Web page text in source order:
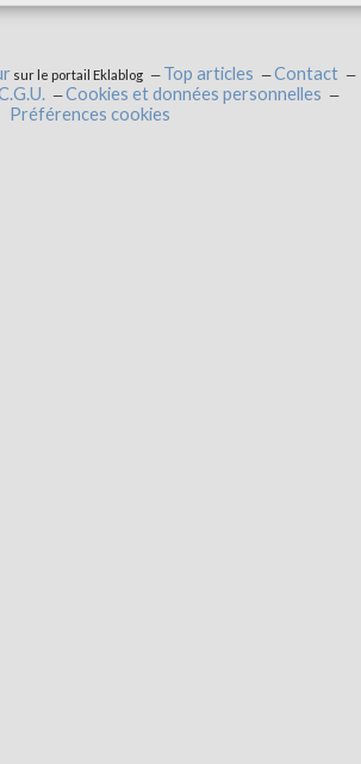
sur le portail Eklablog Top articles
Contact
Cookies et données personnelles
Préférences cookies